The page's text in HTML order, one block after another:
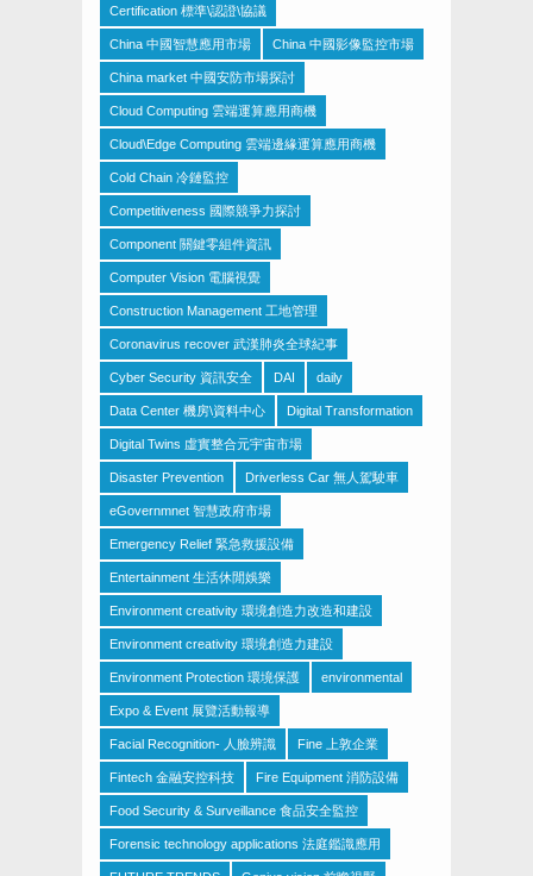
Certification 標準\認證\協議
China 中國智慧應用市場 China 中國影像監控市場
China market 中國安防市場探討
Cloud Computing 雲端運算應用商機
Cloud\Edge Computing 雲端邊緣運算應用商機
Cold Chain 冷鏈監控
Competitiveness 國際競爭力探討
Component 關鍵零組件資訊
Computer Vision 電腦視覺
Construction Management 工地管理
Coronavirus recover 武漢肺炎全球紀事
Cyber Security 資訊安全 DAI daily
Data Center 機房\資料中心 Digital Transformation
Digital Twins 虛實整合元宇宙市場
Disaster Prevention Driverless Car 無人駕駛車
eGovernmnet 智慧政府市場
Emergency Relief 緊急救援設備
Entertainment 生活休閒娛樂
Environment creativity 環境創造力改造和建設
Environment creativity 環境創造力建設
Environment Protection 環境保護 environmental
Expo & Event 展覽活動報導
Facial Recognition- 人臉辨識 Fine 上敦企業
Fintech 金融安控科技 Fire Equipment 消防設備
Food Security & Surveillance 食品安全監控
Forensic technology applications 法庭鑑識應用